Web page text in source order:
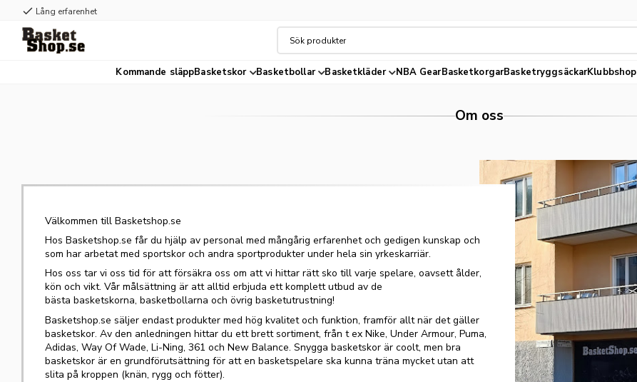
check Lång erfarenhet
Kommande släppBasketskor Basketbollar Basketkläder NBA GearBasketkorgarBasketryggsäckarKlubbshop
Om oss
Välkommen till Basketshop.se
Hos Basketshop.se får du hjälp av personal med mångårig erfarenhet och gedigen kunskap och
som har arbetat med sportskor och andra sportprodukter under hela sin yrkeskarriär.
Hos oss tar vi oss tid för att försäkra oss om att vi hittar rätt sko till varje spelare, oavsett ålder,
kön och vikt. Vår målsättning är att alltid erbjuda ett komplett utbud av de
bästa basketskorna, basketbollarna och övrig basketutrustning!
Basketshop.se säljer endast produkter med hög kvalitet och funktion, framför allt när det gäller
basketskor. Av den anledningen hittar du ett brett sortiment, från t ex Nike, Under Armour, Puma,
Adidas, Way Of Wade, Li-Ning, 361 och New Balance. Snygga basketskor är coolt, men bra
basketskor är en grundförutsättning för att en basketspelare ska kunna träna mycket utan att
slita på kroppen (knän, rygg och fötter).